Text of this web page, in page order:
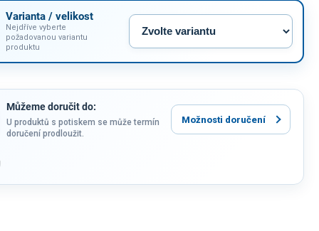
Varianta / velikost
Nejdříve vyberte
požadovanou variantu
produktu
Můžeme doručit do:
U produktů s potiskem se může termín
doručení prodloužit.
Možnosti doručení